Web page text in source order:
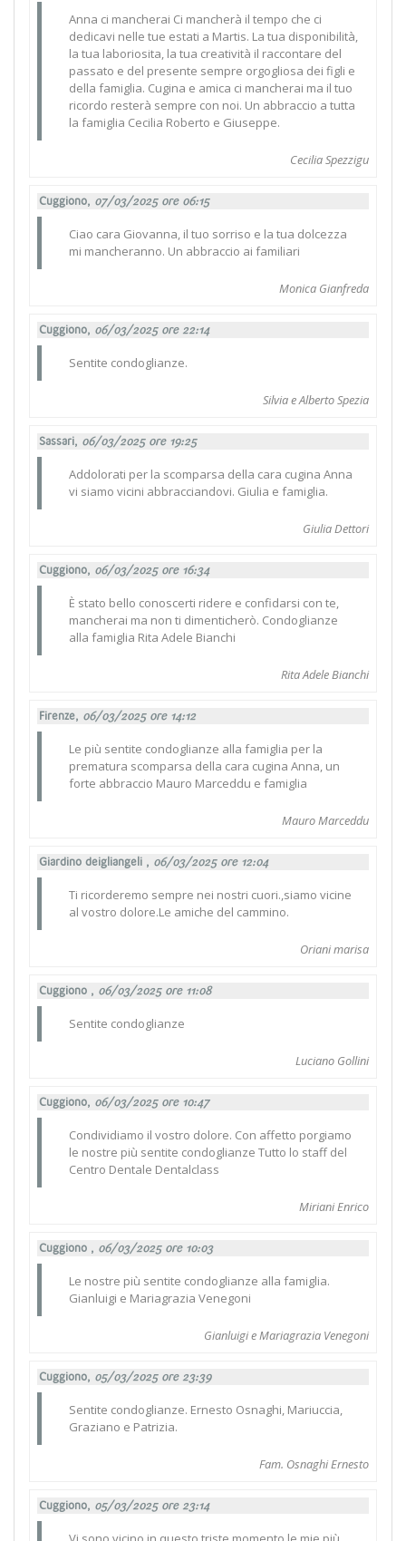
Anna ci mancherai Ci mancherà il tempo che ci
dedicavi nelle tue estati a Martis. La tua disponibilità,
la tua laboriosita, la tua creatività il raccontare del
passato e del presente sempre orgogliosa dei figli e
della famiglia. Cugina e amica ci mancherai ma il tuo
ricordo resterà sempre con noi. Un abbraccio a tutta
la famiglia Cecilia Roberto e Giuseppe.
Cecilia Spezzigu
Cuggiono, 07/03/2025 ore 06:15
Ciao cara Giovanna, il tuo sorriso e la tua dolcezza
mi mancheranno. Un abbraccio ai familiari
Monica Gianfreda
Cuggiono, 06/03/2025 ore 22:14
Sentite condoglianze.
Silvia e Alberto Spezia
Sassari, 06/03/2025 ore 19:25
Addolorati per la scomparsa della cara cugina Anna
vi siamo vicini abbracciandovi. Giulia e famiglia.
Giulia Dettori
Cuggiono, 06/03/2025 ore 16:34
È stato bello conoscerti ridere e confidarsi con te,
mancherai ma non ti dimenticherò. Condoglianze
alla famiglia Rita Adele Bianchi
Rita Adele Bianchi
Firenze, 06/03/2025 ore 14:12
Le più sentite condoglianze alla famiglia per la
prematura scomparsa della cara cugina Anna, un
forte abbraccio Mauro Marceddu e famiglia
Mauro Marceddu
Giardino deigliangeli , 06/03/2025 ore 12:04
Ti ricorderemo sempre nei nostri cuori.,siamo vicine
al vostro dolore.Le amiche del cammino.
Oriani marisa
Cuggiono , 06/03/2025 ore 11:08
Sentite condoglianze
Luciano Gollini
Cuggiono, 06/03/2025 ore 10:47
Condividiamo il vostro dolore. Con affetto porgiamo
le nostre più sentite condoglianze Tutto lo staff del
Centro Dentale Dentalclass
Miriani Enrico
Cuggiono , 06/03/2025 ore 10:03
Le nostre più sentite condoglianze alla famiglia.
Gianluigi e Mariagrazia Venegoni
Gianluigi e Mariagrazia Venegoni
Cuggiono, 05/03/2025 ore 23:39
Sentite condoglianze. Ernesto Osnaghi, Mariuccia,
Graziano e Patrizia.
Fam. Osnaghi Ernesto
Cuggiono, 05/03/2025 ore 23:14